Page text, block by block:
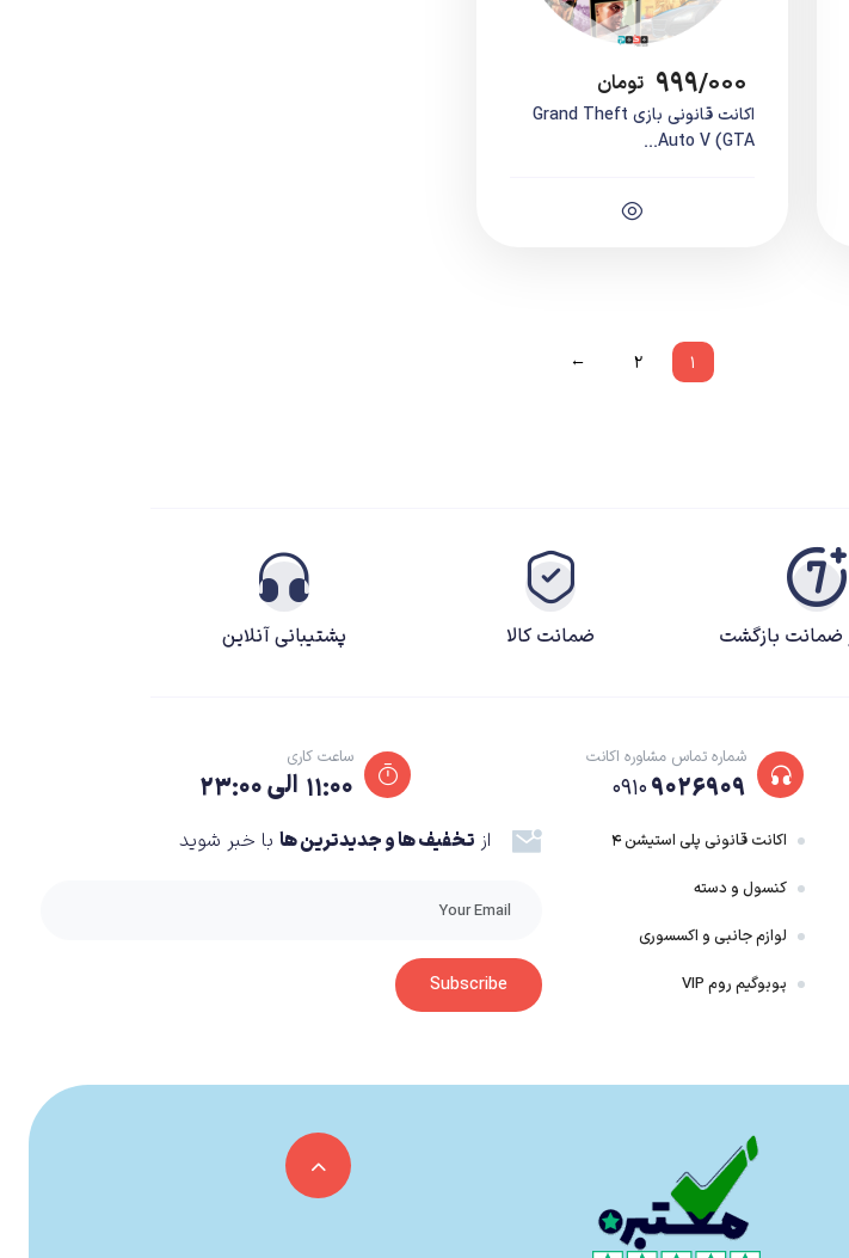
۹۹۹/۰۰۰ تومان
اکانت قانونی بازی Grand Theft
Auto V (GTA...
۱ ۲ ←
ضمانت بازگشت ضمانت کالا پشتیبانی آنلاین
شماره تماس مشاوره اکانت
۰۹۱۰۹۰۲۶۹۰۹
ساعت کاری
۱۱:۰۰ الی ۲۳:۰۰
اکانت قانونی پلی استیشن ۴
کنسول و دسته
لوازم جانبی و اکسسوری
پوبوگیم روم VIP
از تخفیف ها و جدیدترین ها با خبر شوید
Subscribe